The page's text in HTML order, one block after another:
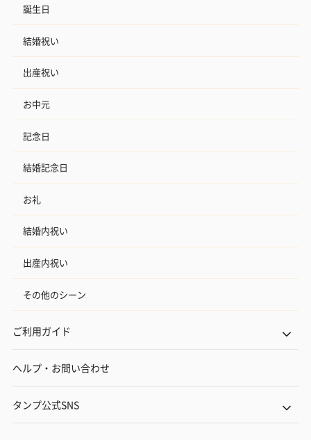
誕生日
結婚祝い
出産祝い
お中元
記念日
結婚記念日
お礼
結婚内祝い
出産内祝い
その他のシーン
ご利用ガイド
ヘルプ・お問い合わせ
タンプ公式SNS